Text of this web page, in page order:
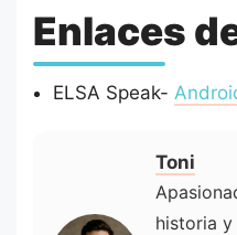
Enlaces
ELSA Speak-
Toni
historia